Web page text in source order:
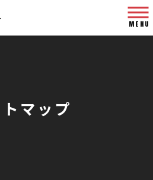
MENU
マップ